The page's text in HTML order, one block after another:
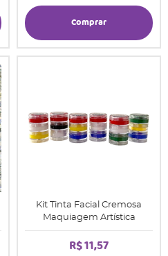
Comprar
Kit Tinta Facial Cremosa
Maquiagem Artística
R$ 11,57